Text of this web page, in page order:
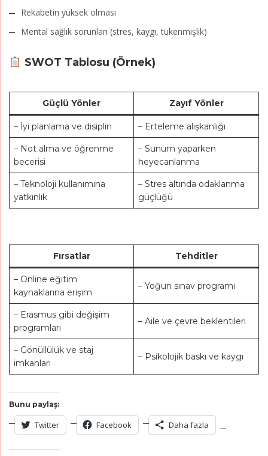
Rekabetin yüksek olması
Mental sağlık sorunları (stres, kaygı, tükenmişlik)
SWOT Tablosu (Örnek)
Güçlü Yönler Zayıf Yönler
– İyi planlama ve disiplin – Erteleme alışkanlığı
– Not alma ve öğrenme
becerisi
– Sunum yaparken
heyecanlanma
– Teknoloji kullanımına
yatkınlık
– Stres altında odaklanma
güçlüğü
Fırsatlar Tehditler
– Online eğitim
kaynaklarına erişim
– Yoğun sınav programı
– Erasmus gibi değişim
programları
– Aile ve çevre beklentileri
– Gönüllülük ve staj
imkanları
– Psikolojik baskı ve kaygı
Bunu paylaş:
Twitter Facebook Daha fazla